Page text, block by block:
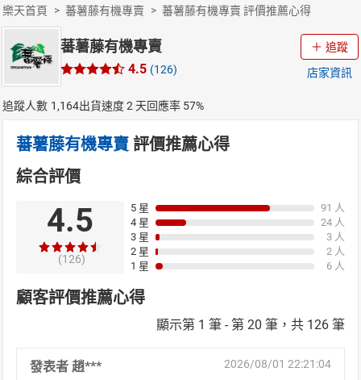
天天免運 美食蛋糕 養生保健 民生用品
居家生活 3C家電 親子玩具
女裝 男裝 化妝保養
日本購物 電子/紙本書
HOT
樂天首頁 > 蕃薯藤有機專賣 > 蕃薯藤有機專賣 評價推薦心得
蕃薯藤有機專賣
4.5 (126)
追蹤
店家資訊
追蹤人數 1,164出貨速度2 天回應率 57%
蕃薯藤有機專賣 評價推薦心得
綜合評價
4.5
(126)
5 星
4 星
3 星
2 星
1 星
91 人
24 人
3 人
2 人
6 人
顧客評價推薦心得
顯示第 1 筆 - 第 20 筆，共 126 筆
發表者 趙*** 2026/08/01 22:21:04